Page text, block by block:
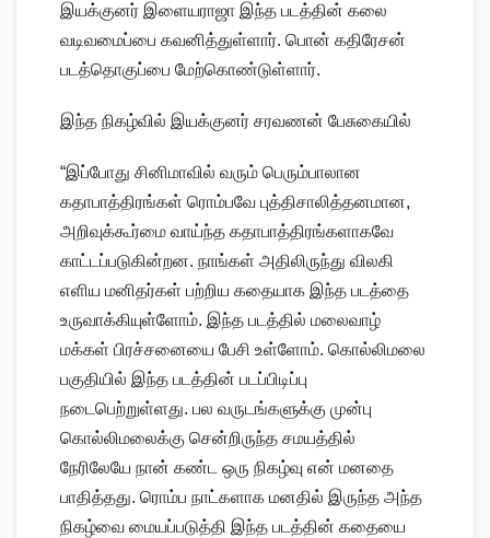
இயக்குனர் இளையராஜா இந்த படத்தின் கலை
வடிவமைப்பை கவனித்துள்ளார். பொன் கதிரேசன்
படத்தொகுப்பை மேற்கொண்டுள்ளார்.
இந்த நிகழ்வில் இயக்குனர் சரவணன் பேசுகையில்
“இப்போது சினிமாவில் வரும் பெரும்பாலான
கதாபாத்திரங்கள் ரொம்பவே புத்திசாலித்தனமான,
அறிவுக்கூர்மை வாய்ந்த கதாபாத்திரங்களாகவே
காட்டப்படுகின்றன. நாங்கள் அதிலிருந்து விலகி
எளிய மனிதர்கள் பற்றிய கதையாக இந்த படத்தை
உருவாக்கியுள்ளோம். இந்த படத்தில் மலைவாழ்
மக்கள் பிரச்சனையை பேசி உள்ளோம். கொல்லிமலை
பகுதியில் இந்த படத்தின் படப்பிடிப்பு
நடைபெற்றுள்ளது. பல வருடங்களுக்கு முன்பு
கொல்லிமலைக்கு சென்றிருந்த சமயத்தில்
நேரிலேயே நான் கண்ட ஒரு நிகழ்வு என் மனதை
பாதித்தது. ரொம்ப நாட்களாக மனதில் இருந்த அந்த
நிகழ்வை மையப்படுத்தி இந்த படத்தின் கதையை